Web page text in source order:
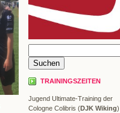
TRAININGSZEITEN
Jugend Ultimate-Training der
Cologne Colibris (DJK Wiking)